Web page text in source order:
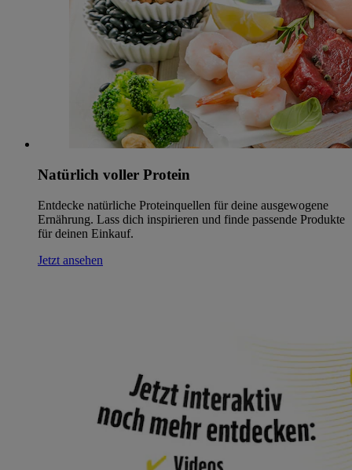
Natürlich voller Protein
Entdecke natürliche Proteinquellen für deine ausgewogene
Ernährung. Lass dich inspirieren und finde passende Produkte
für deinen Einkauf.
Jetzt ansehen